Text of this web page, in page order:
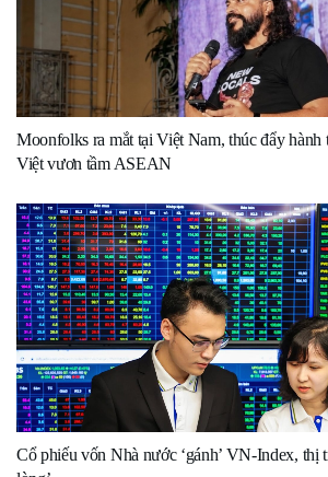
Moonfolks ra mắt tại Việt Nam, thúc đẩy hành
Việt vươn tầm ASEAN
Cổ phiếu vốn Nhà nước ‘gánh’ VN-Index, thị